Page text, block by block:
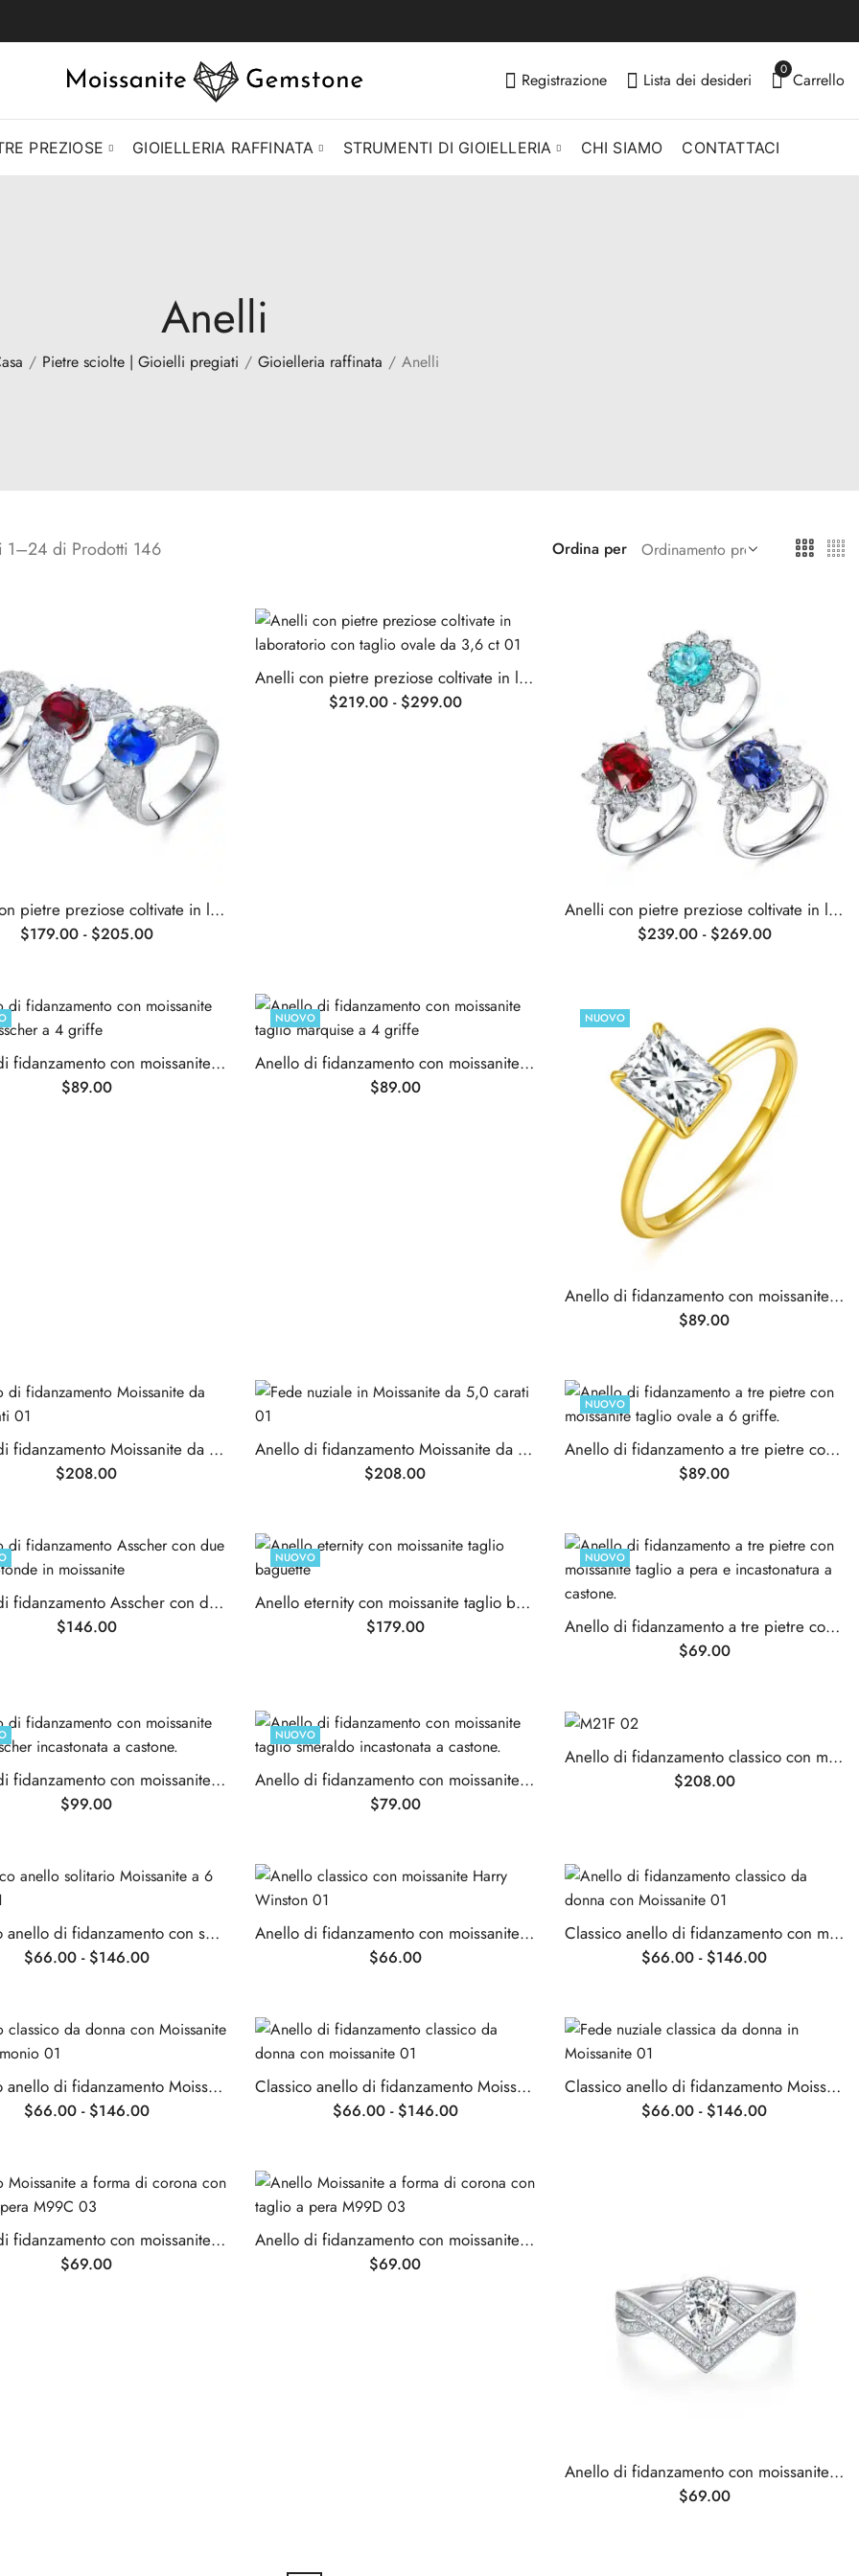
Registrazione Lista dei desideri
0
Carrello
PREZIOSE GIOIELLERIA RAFFINATA STRUMENTI DI GIOIELLERIA CHI SIAMO CONTATTACI
Anelli
Pietre sciolte | Gioielli pregiati Gioielleria raffinata Anelli
1–24 di Prodotti 146 Ordina per
Anelli con pietre preziose coltivate in laboratorio con taglio ovale da 2,5 ct
$179.00 - $205.00
Anelli con pietre preziose coltivate in laboratorio con taglio ovale da 3,6 ct
$219.00 - $299.00
Anelli con pietre preziose coltivate in laboratorio da 3,8 ct
$239.00 - $269.00
Anello di fidanzamento con moissanite taglio Asscher a 4 griffe
$89.00
NUOVO
Anello di fidanzamento con moissanite taglio marquise a 4 griffe
$89.00
NUOVO
Anello di fidanzamento con moissanite taglio radiante a 4 griffe
$89.00
Anello di fidanzamento Moissanite da 5,0 carati
$208.00
Anello di fidanzamento Moissanite da 5,0 carati
$208.00
NUOVO
Anello di fidanzamento a tre pietre con moissanite taglio ovale a 6 griffe.
$89.00
Anello di fidanzamento Asscher con due pietre rotonde in moissanite
$146.00
NUOVO
Anello eternity con moissanite taglio baguette
$179.00
NUOVO
Anello di fidanzamento a tre pietre con moissanite taglio a pera e incastonatura a castone.
$69.00
Anello di fidanzamento con moissanite taglio Ascher incastonata a castone.
$99.00
NUOVO
Anello di fidanzamento con moissanite taglio smeraldo incastonata a castone.
$79.00
Anello di fidanzamento classico con moissanite da 5,0 carati
$208.00
Classico anello di fidanzamento con solitario Moissanite a 6 punte
$66.00 - $146.00
Anello di fidanzamento con moissanite in stile classico Harry Winston
$66.00
Classico anello di fidanzamento con moissanite per donna
$66.00 - $146.00
Classico anello di fidanzamento Moissanite da donna
$66.00 - $146.00
Classico anello di fidanzamento Moissanite da donna
$66.00 - $146.00
Classico anello di fidanzamento Moissanite da donna
$66.00 - $146.00
Anello di fidanzamento con moissanite taglio a pera a forma di corona
$69.00
Anello di fidanzamento con moissanite taglio a pera a forma di corona
$69.00
Anello di fidanzamento con moissanite taglio a pera a forma di corona
$69.00